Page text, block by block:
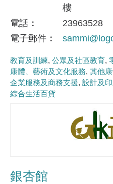
樓
電話
23963528
電子郵件
教育及訓練 公眾及社區教育
康體、藝術及文化服務 其他
企業服務及商務支援 設計及
綜合生活百貨
銀杏館